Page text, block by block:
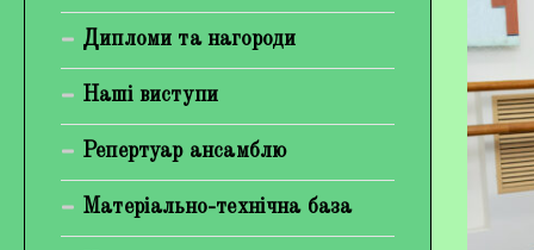
Богуненко Денис Олександрович
Гірієнко Ірина Михайлівна
Відеогалерея
Фотогалерея
Дипломи та нагороди
Наші виступи
Репертуар ансамблю
Матеріально-технічна база